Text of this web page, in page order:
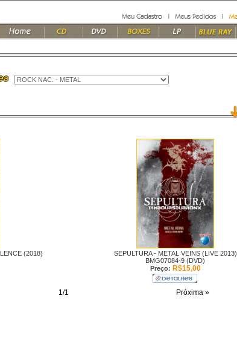
(2018)
SEPULTURA - METAL VEINS (LIVE 2013)
BMG07084-9 (DVD)
Preço: R$15,00
1/1 Próxima »